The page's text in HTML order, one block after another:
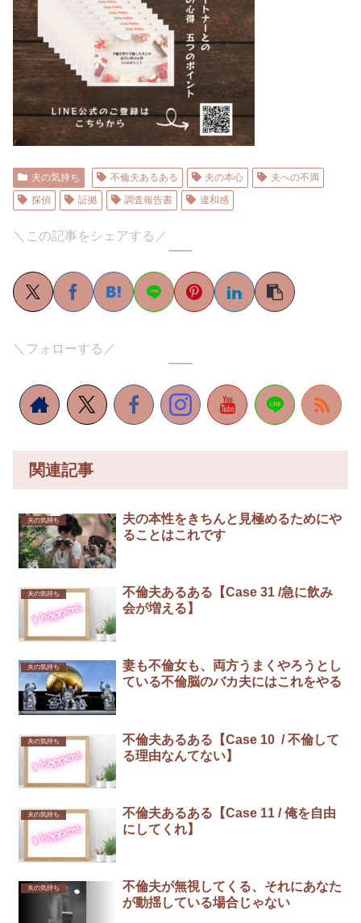
夫の気持ち 不倫夫あるある 夫の本心
夫への不満
探偵
証拠 調査報告書 違和感
＼この記事をシェアする／
＼フォローする／
関連記事
夫の気持ち
夫の本性をきちんと見極めるためにや
ることはこれです￼
夫の気持ち
不倫夫あるある【Case 31 /急に飲み
会が増える】
夫の気持ち
妻も不倫女も、両方うまくやろうとし
ている不倫脳のバカ夫にはこれをやる
夫の気持ち
不倫夫あるある【Case 10 / 不倫して
る理由なんてない】
夫の気持ち
不倫夫あるある【Case 11 / 俺を自由
にしてくれ】
夫の気持ち
不倫夫が無視してくる、それにあなた
が動揺している場合じゃない